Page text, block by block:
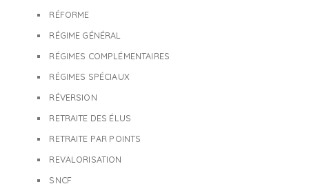
RÉFORME
RÉGIME GÉNÉRAL
RÉGIMES COMPLÉMENTAIRES
RÉGIMES SPÉCIAUX
RÉVERSION
RETRAITE DES ÉLUS
RETRAITE PAR POINTS
REVALORISATION
SNCF